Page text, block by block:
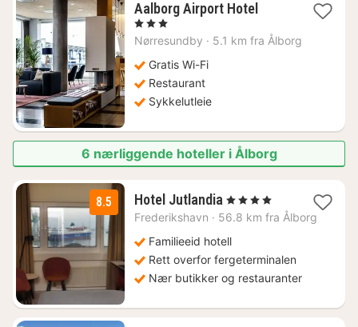
Aalborg Airport Hotel1
fra
, 3 Stjerner
Nørresundby · 5.1 km fra Ålborg
Gratis Wi-Fi
Restaurant
Sykkelutleie
6 nærliggende hoteller i Ålborg
8.5 Hotel Jutlandia 3
netter
1315
kr.
, 4 Stjerner
Frederikshavn · 56.8 km fra Ålborg
Familieeid hotell
Rett overfor fergeterminalen
Nær butikker og restauranter